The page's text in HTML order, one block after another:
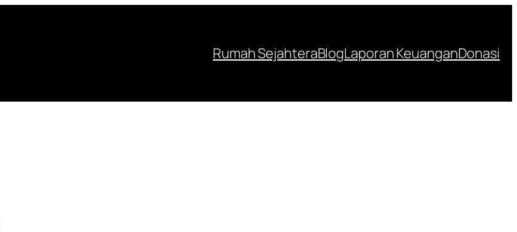
Rumah SejahteraBlogLaporan KeuanganDonasi